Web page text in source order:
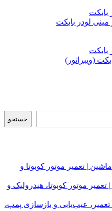
مینی لودر بابکت
(ویبراتور)
جستجو
| تعمیر موتور کوبوتا و
موتور کوبوتا، هیدرولیک و
تعمیر، عیب‌یابی و بازسازی پمپ،